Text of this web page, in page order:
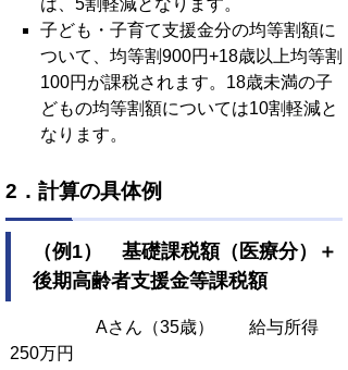
は、5割軽減となります。
子ども・子育て支援金分の均等割額に
ついて、均等割900円+18歳以上均等割
100円が課税されます。18歳未満の子
どもの均等割額については10割軽減と
なります。
2．計算の具体例
（例1） 基礎課税額（医療分）＋
後期高齢者支援金等課税額
Aさん（35歳） 給与所得
250万円